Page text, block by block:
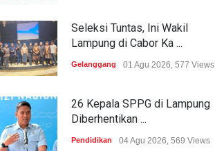
Seleksi Tuntas, Ini Wakil
Lampung di Cabor Ka ...
Gelanggang 01 Agu 2026, 577 Views
26 Kepala SPPG di Lampung
Diberhentikan ...
Pendidikan 04 Agu 2026, 569 Views